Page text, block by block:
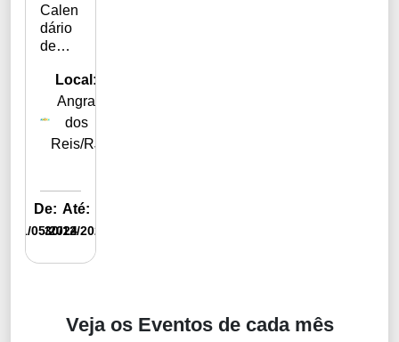
Calen
dário
de
os de
Angra
dos
Reis e
Ilha
e
Local:
Angra
dos
Reis/RJ
De:
01/05/2024
Até:
30/12/2024
Veja os Eventos de cada mês